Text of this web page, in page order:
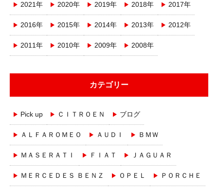
2021年 2020年 2019年 2018年 2017年
2016年 2015年 2014年 2013年 2012年
2011年 2010年 2009年 2008年
カテゴリー
Pick up ＣＩＴＲＯＥＮ ブログ
ＡＬＦＡＲＯＭＥＯ ＡＵＤＩ ＢＭＷ
ＭＡＳＥＲＡＴＩ ＦＩＡＴ ＪＡＧＵＡＲ
ＭＥＲＣＥＤＥＳ ＢＥＮＺ ＯＰＥＬ ＰＯＲＣＨＥ